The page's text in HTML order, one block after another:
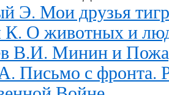
Э. Мои друзья
К. О животных и
В.И. Минин и
Письмо с фронта.